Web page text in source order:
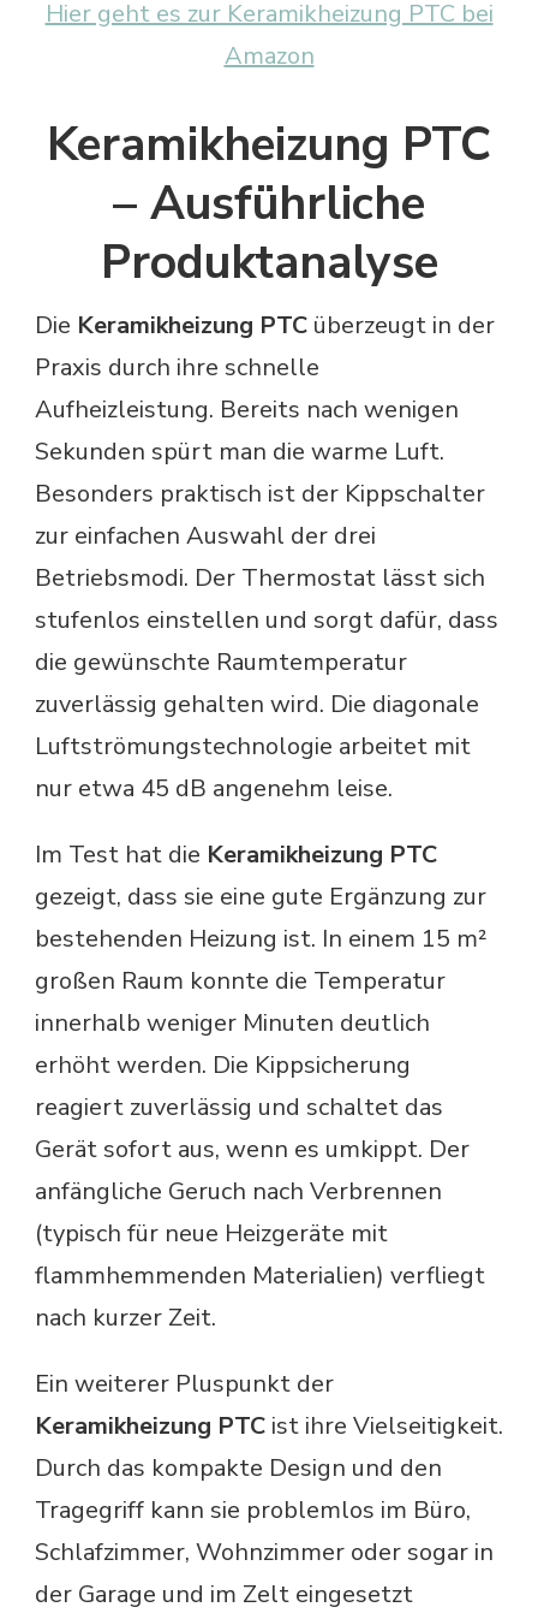
Hier geht es zur Keramikheizung PTC bei
Amazon
Keramikheizung PTC
– Ausführliche
Produktanalyse
Die Keramikheizung PTC überzeugt in der
Praxis durch ihre schnelle
Aufheizleistung. Bereits nach wenigen
Sekunden spürt man die warme Luft.
Besonders praktisch ist der Kippschalter
zur einfachen Auswahl der drei
Betriebsmodi. Der Thermostat lässt sich
stufenlos einstellen und sorgt dafür, dass
die gewünschte Raumtemperatur
zuverlässig gehalten wird. Die diagonale
Luftströmungstechnologie arbeitet mit
nur etwa 45 dB angenehm leise.
Im Test hat die Keramikheizung PTC
gezeigt, dass sie eine gute Ergänzung zur
bestehenden Heizung ist. In einem 15 m²
großen Raum konnte die Temperatur
innerhalb weniger Minuten deutlich
erhöht werden. Die Kippsicherung
reagiert zuverlässig und schaltet das
Gerät sofort aus, wenn es umkippt. Der
anfängliche Geruch nach Verbrennen
(typisch für neue Heizgeräte mit
flammhemmenden Materialien) verfliegt
nach kurzer Zeit.
Ein weiterer Pluspunkt der
Keramikheizung PTC ist ihre Vielseitigkeit.
Durch das kompakte Design und den
Tragegriff kann sie problemlos im Büro,
Schlafzimmer, Wohnzimmer oder sogar in
der Garage und im Zelt eingesetzt